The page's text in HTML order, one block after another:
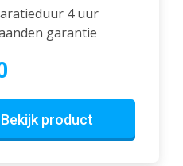
4 uur
garantie
Bekijk product